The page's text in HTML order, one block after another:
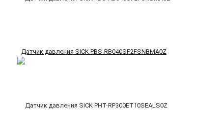
Датчик давления SICK PBS-RB040SF2FSNBMA0Z